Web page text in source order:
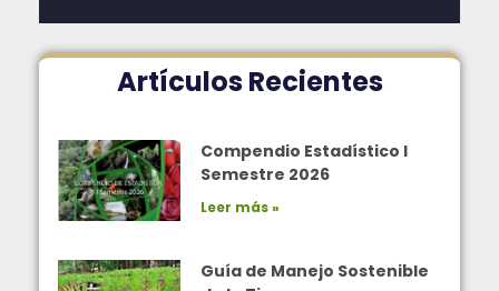
Artículos Recientes
Compendio Estadístico I
Semestre 2026
Leer más »
Guía de Manejo Sostenible